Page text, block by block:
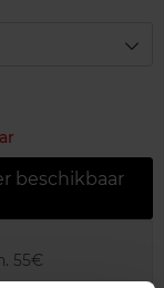
beschikbaar
55€